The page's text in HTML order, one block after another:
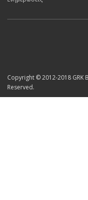
Copyright © 2012-2018 GRK
Reserved.